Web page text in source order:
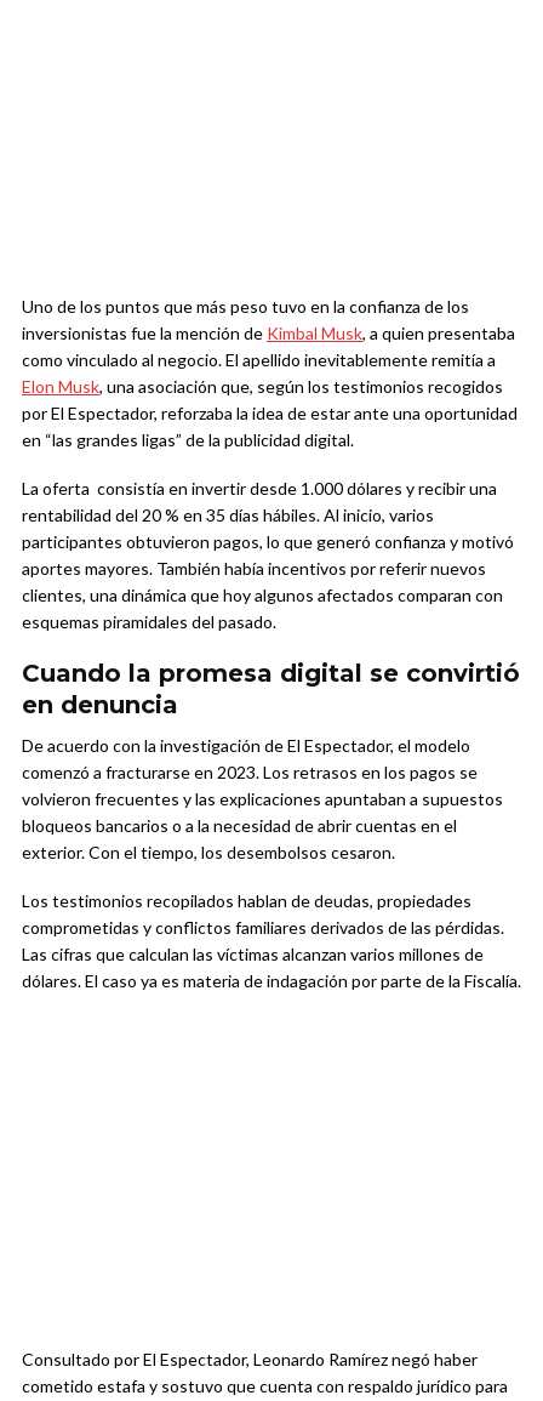
Uno de los puntos que más peso tuvo en la confianza de los
inversionistas fue la mención de Kimbal Musk, a quien presentaba
como vinculado al negocio. El apellido inevitablemente remitía a
Elon Musk, una asociación que, según los testimonios recogidos
por El Espectador, reforzaba la idea de estar ante una oportunidad
en “las grandes ligas” de la publicidad digital.
La oferta consistía en invertir desde 1.000 dólares y recibir una
rentabilidad del 20 % en 35 días hábiles. Al inicio, varios
participantes obtuvieron pagos, lo que generó confianza y motivó
aportes mayores. También había incentivos por referir nuevos
clientes, una dinámica que hoy algunos afectados comparan con
esquemas piramidales del pasado.
Cuando la promesa digital se convirtió
en denuncia
De acuerdo con la investigación de El Espectador, el modelo
comenzó a fracturarse en 2023. Los retrasos en los pagos se
volvieron frecuentes y las explicaciones apuntaban a supuestos
bloqueos bancarios o a la necesidad de abrir cuentas en el
exterior. Con el tiempo, los desembolsos cesaron.
Los testimonios recopilados hablan de deudas, propiedades
comprometidas y conflictos familiares derivados de las pérdidas.
Las cifras que calculan las víctimas alcanzan varios millones de
dólares. El caso ya es materia de indagación por parte de la Fiscalía.
Consultado por El Espectador, Leonardo Ramírez negó haber
cometido estafa y sostuvo que cuenta con respaldo jurídico para